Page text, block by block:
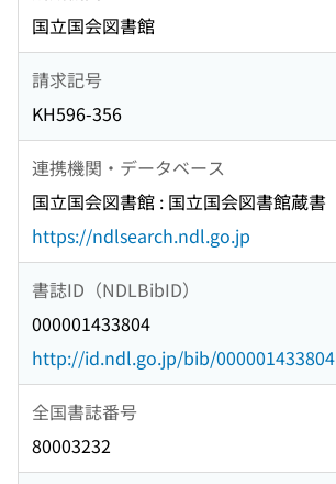
国立国会図書館
請求記号
KH596-356
連携機関・データベース
国立国会図書館 : 国立国会図書館蔵書
https://ndlsearch.ndl.go.jp
書誌ID（NDLBibID）
000001433804
http://id.ndl.go.jp/bib/000001433804
全国書誌番号
80003232